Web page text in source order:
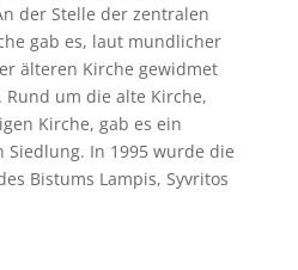
der Stelle der zentralen
gab es, laut mundlicher
älteren Kirche gewidmet
Rund um die alte Kirche,
Kirche, gab es ein
Siedlung. In 1995 wurde die
Bistums Lampis, Syvritos